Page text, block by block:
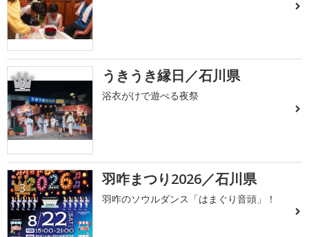
2 うきうき縁日／石川県
浴衣がけで遊べる夜祭
3 羽咋まつり2026／石川県
羽咋のソウルダンス「はまぐり音頭」！